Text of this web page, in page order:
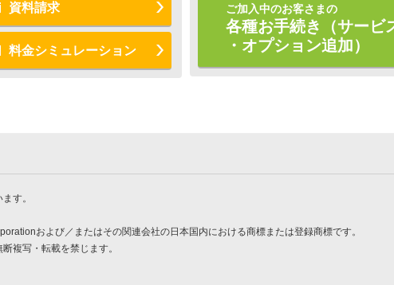
資料請求
料金シミュレーション
ご加入中のお客さまの
各種お手続き（サービ
・オプション追加）
す。
および／またはその関連会社の日本国内における商標または登録商標です。
複写・転載を禁じます。